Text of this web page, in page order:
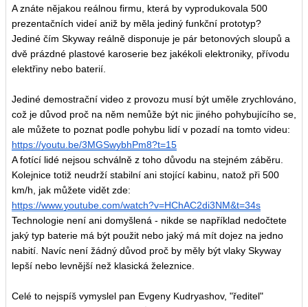
A znáte nějakou reálnou firmu, která by vyprodukovala 500
prezentačních videí aniž by měla jediný funkční prototyp?
Jediné čím Skyway reálně disponuje je pár betonových sloupů a
dvě prázdné plastové karoserie bez jakékoli elektroniky, přívodu
elektřiny nebo baterií.
Jediné demostrační video z provozu musí být uměle zrychlováno,
což je důvod proč na něm nemůže být nic jiného pohybujícího se,
ale můžete to poznat podle pohybu lidí v pozadí na tomto videu:
https://youtu.be/3MGSwybhPm8?t=15
A fotící lidé nejsou schválně z toho důvodu na stejném záběru.
Kolejnice totiž neudrží stabilní ani stojící kabinu, natož při 500
km/h, jak můžete vidět zde:
https://www.youtube.com/watch?v=HChAC2di3NM&t=34s
Technologie není ani domyšlená - nikde se například nedočtete
jaký typ baterie má být použit nebo jaký má mít dojez na jedno
nabití. Navíc není žádný důvod proč by měly být vlaky Skyway
lepší nebo levnější než klasická železnice.
Celé to nejspíš vymyslel pan Evgeny Kudryashov, "ředitel"